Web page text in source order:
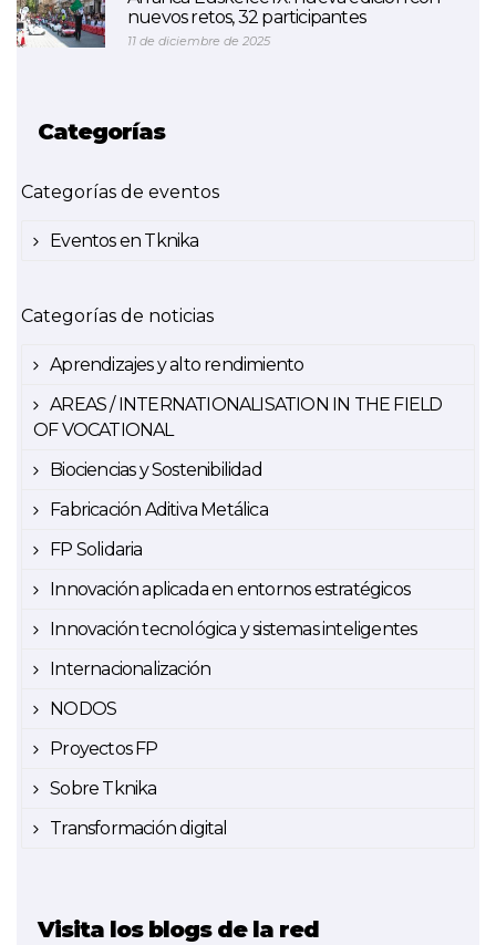
nuevos retos, 32 participantes
11 de diciembre de 2025
Categorías
Categorías de eventos
Eventos en Tknika
Categorías de noticias
Aprendizajes y alto rendimiento
AREAS / INTERNATIONALISATION IN THE FIELD
OF VOCATIONAL
Biociencias y Sostenibilidad
Fabricación Aditiva Metálica
FP Solidaria
Innovación aplicada en entornos estratégicos
Innovación tecnológica y sistemas inteligentes
Internacionalización
NODOS
Proyectos FP
Sobre Tknika
Transformación digital
Visita los blogs de la red